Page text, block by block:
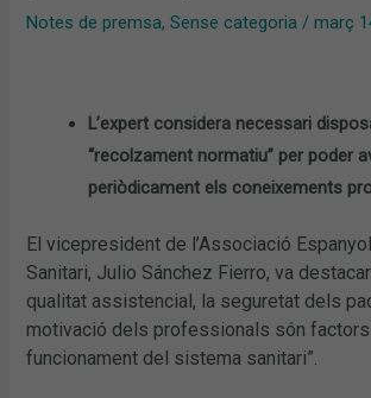
Notes de premsa,Sense categoria /març
L’expert considera necessari
“recolzament normatiu” per poder
periòdicament els coneixements
El vicepresident de l’Associació
Sanitari, Julio Sánchez Fierro, va
qualitat assistencial, la seguretat dels
motivació dels professionals són factors
funcionament del sistema sanitari”.